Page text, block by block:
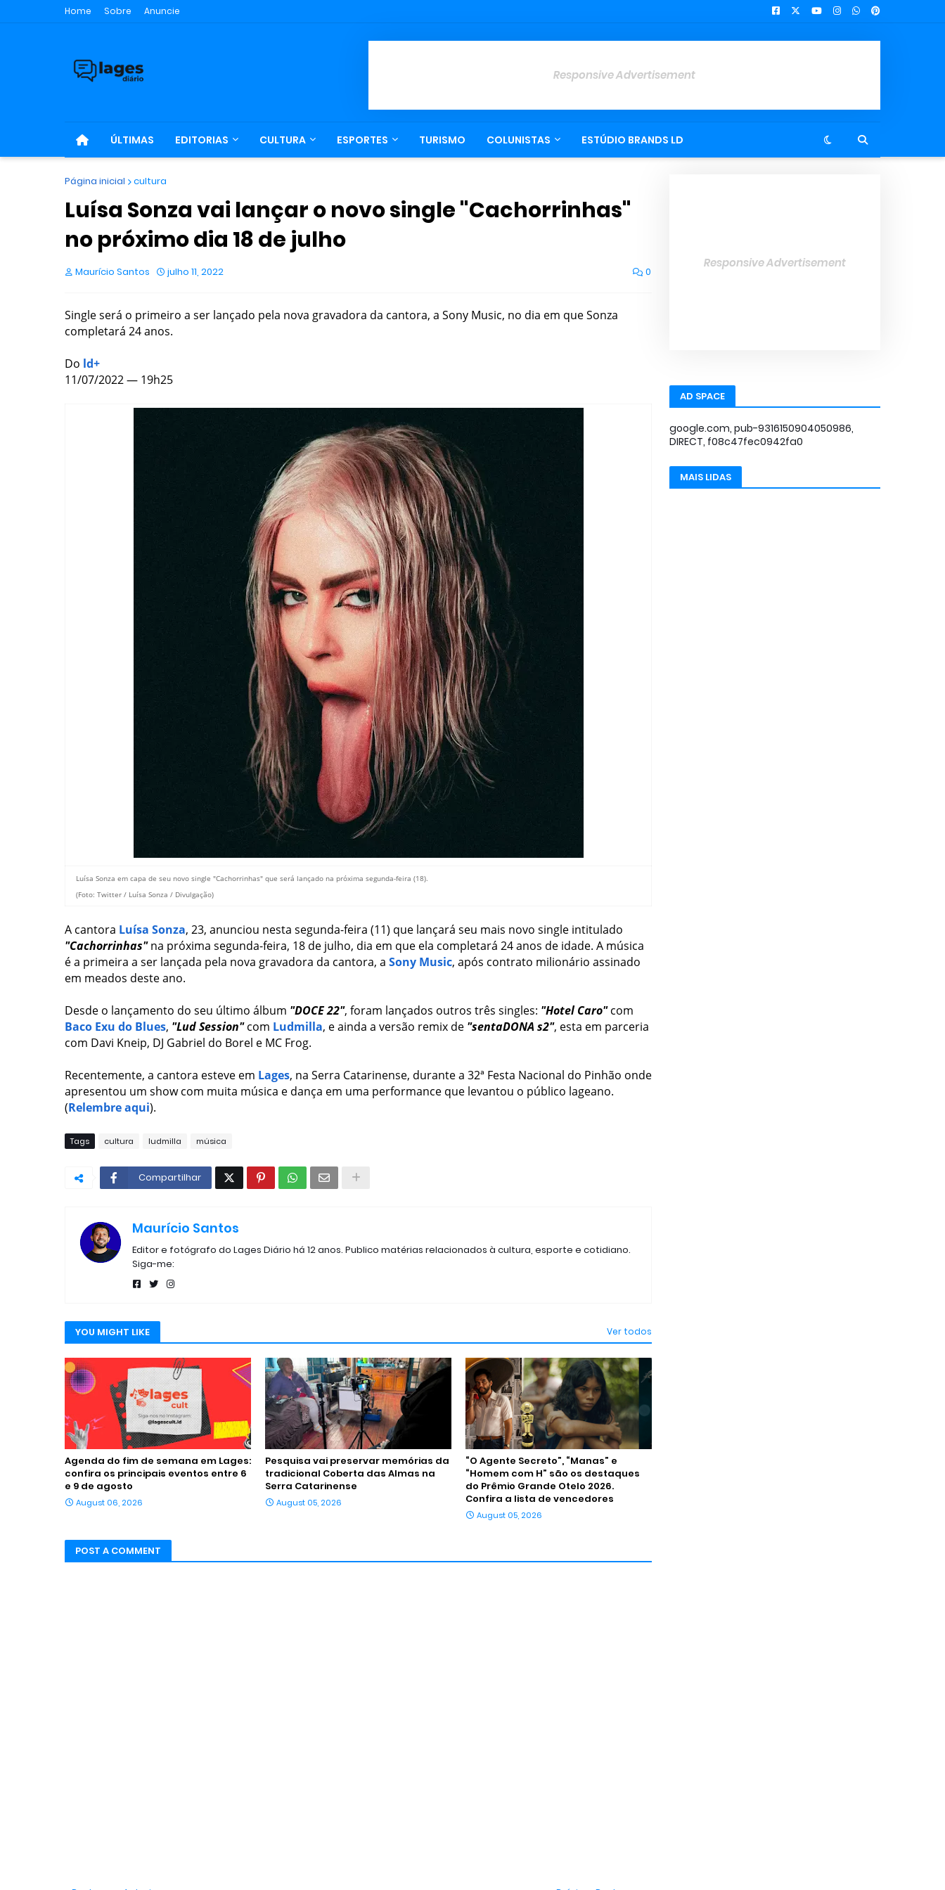
Home Sobre Anuncie
Responsive Advertisement
ÚLTIMAS EDITORIAS CULTURA ESPORTES TURISMO COLUNISTAS ESTÚDIO BRANDS LD
Página inicial cultura
Luísa Sonza vai lançar o novo single "Cachorrinhas"
no próximo dia 18 de julho
Maurício Santos julho 11, 2022 0
Single será o primeiro a ser lançado pela nova gravadora da cantora, a Sony Music, no dia em que Sonza
completará 24 anos.
Do ld+
11/07/2022 — 19h25
Luísa Sonza em capa de seu novo single "Cachorrinhas" que será lançado na próxima segunda-feira (18).
(Foto: Twitter / Luísa Sonza / Divulgação)
A cantora Luísa Sonza, 23, anunciou nesta segunda-feira (11) que lançará seu mais novo single intitulado
"Cachorrinhas"na próxima segunda-feira, 18 de julho, dia em que ela completará 24 anos de idade. A música
é a primeira a ser lançada pela nova gravadora da cantora, a Sony Music, após contrato milionário assinado
em meados deste ano.
Desde o lançamento do seu último álbum "DOCE 22", foram lançados outros três singles: "Hotel Caro"com
Baco Exu do Blues, "Lud Session"com Ludmilla, e ainda a versão remix de "sentaDONA s2", esta em parceria
com Davi Kneip, DJ Gabriel do Borel e MC Frog.
Recentemente, a cantora esteve em Lages, na Serra Catarinense, durante a 32ª Festa Nacional do Pinhão onde
apresentou um show com muita música e dança em uma performance que levantou o público lageano.
(Relembre aqui).
Tags cultura ludmilla música
Compartilhar
Maurício Santos
Editor e fotógrafo do Lages Diário há 12 anos. Publico matérias relacionados à cultura, esporte e cotidiano.
Siga-me:
YOU MIGHT LIKE Ver todos
Agenda do fim de semana em Lages:
confira os principais eventos entre 6
e 9 de agosto
August 06, 2026
Pesquisa vai preservar memórias da
tradicional Coberta das Almas na
Serra Catarinense
August 05, 2026
“O Agente Secreto”, “Manas” e
“Homem com H” são os destaques
do Prêmio Grande Otelo 2026.
Confira a lista de vencedores
August 05, 2026
POST A COMMENT
Responsive Advertisement
AD SPACE
google.com, pub-9316150904050986,
DIRECT, f08c47fec0942fa0
MAIS LIDAS